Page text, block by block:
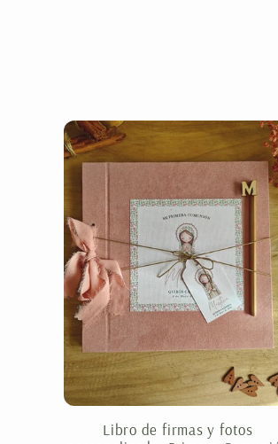
Libro de firmas y fotos